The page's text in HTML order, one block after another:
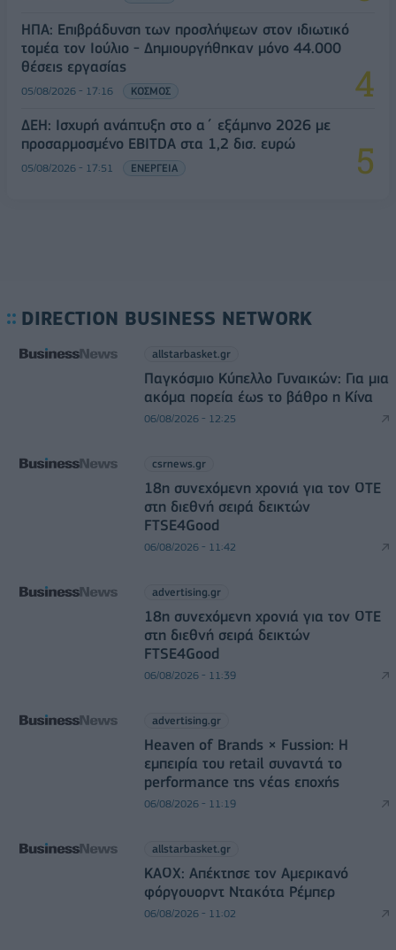
ΗΠΑ: Επιβράδυνση των προσλήψεων στον ιδιωτικό
τομέα τον Ιούλιο - Δημιουργήθηκαν μόνο 44.000
θέσεις εργασίας
05/08/2026 - 17:16 ΚΟΣΜΟΣ
ΔΕΗ: Ισχυρή ανάπτυξη στο α΄ εξάμηνο 2026 με
προσαρμοσμένο EBITDA στα 1,2 δισ. ευρώ
05/08/2026 - 17:51 ΕΝΕΡΓΕΙΑ
DIRECTION BUSINESS NETWORK
allstarbasket.gr
Παγκόσμιο Κύπελλο Γυναικών: Για μια
ακόμα πορεία έως το βάθρο η Κίνα
06/08/2026 - 12:25
csrnews.gr
18η συνεχόμενη χρονιά για τον ΟΤΕ
στη διεθνή σειρά δεικτών
FTSE4Good
06/08/2026 - 11:42
advertising.gr
18η συνεχόμενη χρονιά για τον ΟΤΕ
στη διεθνή σειρά δεικτών
FTSE4Good
06/08/2026 - 11:39
advertising.gr
Heaven of Brands × Fussion: Η
εμπειρία του retail συναντά το
performance της νέας εποχής
06/08/2026 - 11:19
allstarbasket.gr
ΚΑΟΧ: Απέκτησε τον Αμερικανό
φόργουορντ Ντακότα Ρέμπερ
06/08/2026 - 11:02